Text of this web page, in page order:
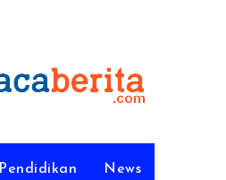
Pendidikan News